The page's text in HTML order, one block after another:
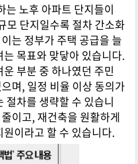
는 노후 아파트 단지들이
모 단지일수록 절차 간소화
는 정부가 주택 공급을 늘
목표와 맞닿아 있습니다.
부분 중 하나였던 주민
며, 일정 비율 이상 동의가
절차를 생략할 수 있습니
이고, 재건축을 원활하게
이라고 할 수 있습니다.